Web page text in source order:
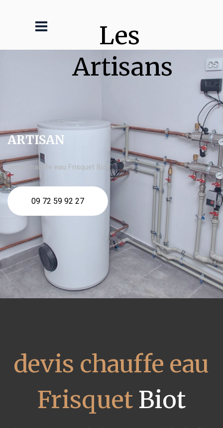
Les
Artisans
ARTISAN
devis chauffe eau Frisquet Biot
09 72 59 92 27
devis chauffe eau
FrisquetBiot